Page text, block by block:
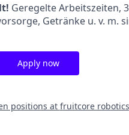
Geregelte Arbeitszeiten,
Getränke u. v. m.
Apply now
positions at fruitcore robotics